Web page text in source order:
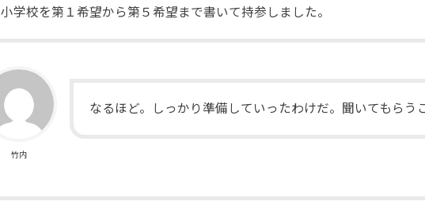
小学校を第１希望から第５希望まで書いて持参しました。
竹内
なるほど。しっかり準備していったわけだ。聞いてもらう